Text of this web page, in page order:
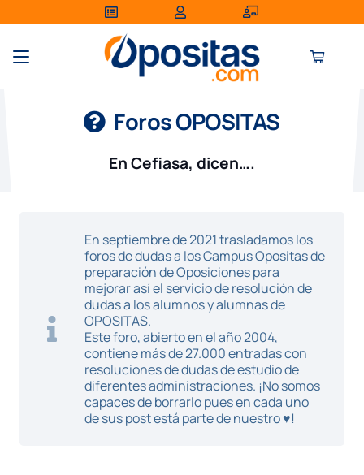
Foros OPOSITAS
En Cefiasa, dicen….
En septiembre de 2021 trasladamos los
foros de dudas a los Campus Opositas de
preparación de Oposiciones para
mejorar así el servicio de resolución de
dudas a los alumnos y alumnas de
OPOSITAS.
Este foro, abierto en el año 2004,
contiene más de 27.000 entradas con
resoluciones de dudas de estudio de
diferentes administraciones. ¡No somos
capaces de borrarlo pues en cada uno
de sus post está parte de nuestro ♥!